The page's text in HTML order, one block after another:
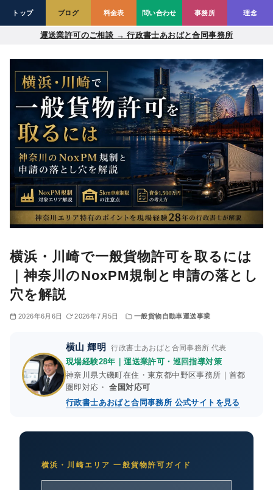
運送業許可のご相談 → 行政書士あおばと合同事務所
横浜・川崎で一般貨物許可を取るには
｜神奈川のNoxPM規制と申請の落とし
穴を解説
2026年6月6日 2026年7月5日 一般貨物自動車運送事業
横山 輝明 行政書士あおばと合同事務所 代表
現場経験28年｜運送業許可・巡回指導対策
神奈川県大磯町在住・東京都中野区事務所｜首都
圏即対応・全国対応可
行政書士あおばと合同事務所 公式サイトを見る
横浜・川崎エリア 一般貨物許可ガイド
トップ ブログ 料金表 問い合わせ 事務所 理念